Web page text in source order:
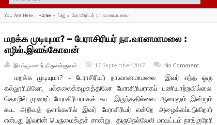
You Are Here : Home» Tag » பேராசிரியர் நா.வானமாமலை
மறக்க முடியுமா? – பேராசிரியர் நா.வானமாமலை :
எழில்.இளங்கோவன்
இலக்குவனார் திருவள்ளுவன் 17 September 2017 No Comment
மறக்க முடியுமா? – பேராசிரியர் நா.வானமாமலை இவர் எந்த ஒரு
கல்லூரியிலோ, பல்கலைக்கழகத்திலோ பேராசிரியராகப் பணியாற்றவில்லை.
தொழில் முறைப் பேராசிரியராகக் கூட இருந்ததில்லை. ஆனாலும் இன்றும்
கூட அறிவுத் தளங்களில் இவர் பேராசிரியர் என்றே அழைக்கப்படுகிறார்
என்பது இவரின் பெருமைக்குச் சான்று. திருநெல்வேலி மாவட்டம் நாங்குநேரி